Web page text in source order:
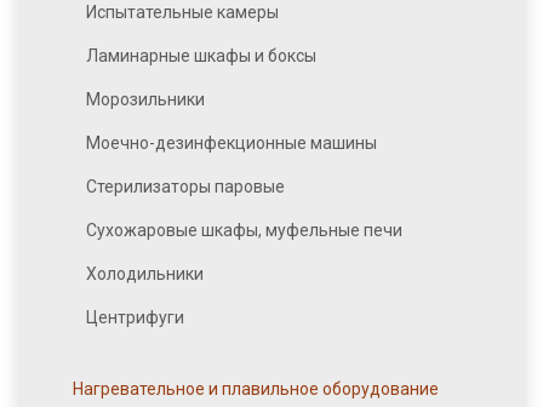
Испытательные камеры
Ламинарные шкафы и боксы
Морозильники
Моечно-дезинфекционные машины
Стерилизаторы паровые
Сухожаровые шкафы, муфельные печи
Холодильники
Центрифуги
Нагревательное и плавильное оборудование